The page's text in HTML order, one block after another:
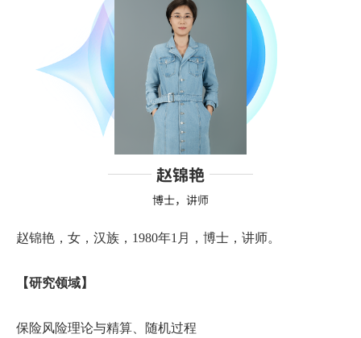
赵锦艳
博士，讲师
赵锦艳，女，汉族，1980年1月，博士，讲师。
【研究领域】
保险风险理论与精算、随机过程